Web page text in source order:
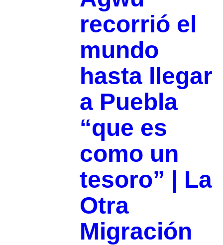
recorrió el
mundo
hasta llegar
a Puebla
“que es
como un
tesoro” | La
Otra
Migración